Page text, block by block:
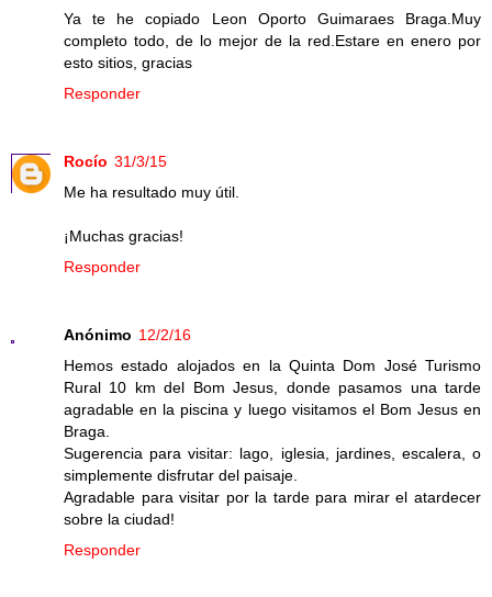
Ya te he copiado Leon Oporto Guimaraes Braga.Muy
completo todo, de lo mejor de la red.Estare en enero por
esto sitios, gracias
Responder
Rocío 31/3/15
Me ha resultado muy útil.
¡Muchas gracias!
Responder
Anónimo 12/2/16
Hemos estado alojados en la Quinta Dom José Turismo
Rural 10 km del Bom Jesus, donde pasamos una tarde
agradable en la piscina y luego visitamos el Bom Jesus en
Braga.
Sugerencia para visitar: lago, iglesia, jardines, escalera, o
simplemente disfrutar del paisaje.
Agradable para visitar por la tarde para mirar el atardecer
sobre la ciudad!
Responder